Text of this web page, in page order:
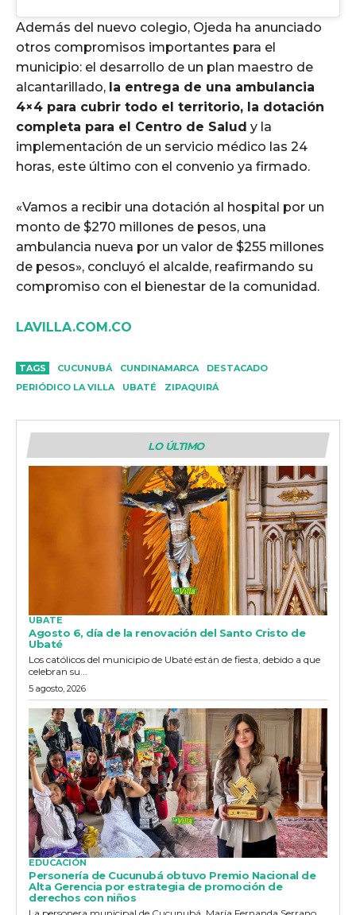
Además del nuevo colegio, Ojeda ha anunciado
otros compromisos importantes para el
municipio: el desarrollo de un plan maestro de
alcantarillado, la entrega de una ambulancia
4×4 para cubrir todo el territorio, la dotación
completa para el Centro de Salud y la
implementación de un servicio médico las 24
horas, este último con el convenio ya firmado.
«Vamos a recibir una dotación al hospital por un
monto de $270 millones de pesos, una
ambulancia nueva por un valor de $255 millones
de pesos», concluyó el alcalde, reafirmando su
compromiso con el bienestar de la comunidad.
LAVILLA.COM.CO
TAGS CUCUNUBÁ CUNDINAMARCA
DESTACADO
PERIÓDICO LA VILLA
UBATÉ ZIPAQUIRÁ
LO ÚLTIMO
UBATE
Agosto 6, día de la renovación del Santo Cristo de
Ubaté
Los católicos del municipio de Ubaté están de fiesta, debido a que
celebran su...
5 agosto, 2026
EDUCACIÓN
Personería de Cucunubá obtuvo Premio Nacional de
Alta Gerencia por estrategia de promoción de
derechos con niños